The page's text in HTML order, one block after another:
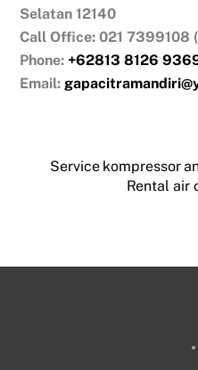
Selatan 12140
Call Office: 021 7399108
Phone: +62813 8126
Email:
Service kompressor
Rental air